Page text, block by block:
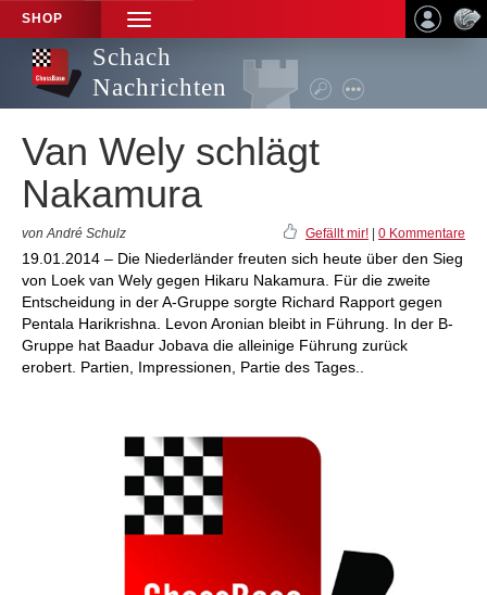
SHOP
TOGGLE
NAVIGATION
Schach
Nachrichten
Van Wely schlägt
Nakamura
von André Schulz Gefällt mir! 0 Kommentare
19.01.2014 – Die Niederländer freuten sich heute über den Sieg
von Loek van Wely gegen Hikaru Nakamura. Für die zweite
Entscheidung in der A-Gruppe sorgte Richard Rapport gegen
Pentala Harikrishna. Levon Aronian bleibt in Führung. In der B-
Gruppe hat Baadur Jobava die alleinige Führung zurück
erobert. Partien, Impressionen, Partie des Tages..